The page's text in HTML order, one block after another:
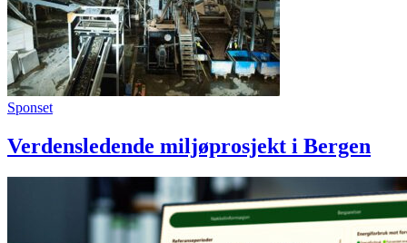
Sponset
Verdensledende miljøprosjekt i Bergen